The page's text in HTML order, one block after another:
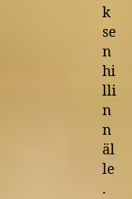
k
se
n
hi
lli
n
n
äl
le
.